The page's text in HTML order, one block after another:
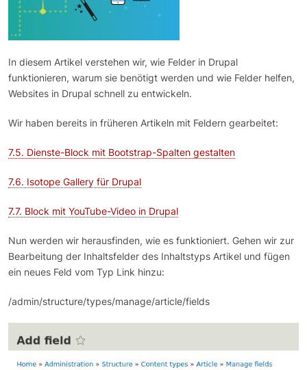
In diesem Artikel verstehen wir, wie Felder in Drupal
funktionieren, warum sie benötigt werden und wie Felder helfen,
Websites in Drupal schnell zu entwickeln.
Wir haben bereits in früheren Artikeln mit Feldern gearbeitet:
7.5. Dienste-Block mit Bootstrap-Spalten gestalten
7.6. Isotope Gallery für Drupal
7.7. Block mit YouTube-Video in Drupal
Nun werden wir herausfinden, wie es funktioniert. Gehen wir zur
Bearbeitung der Inhaltsfelder des Inhaltstyps Artikel und fügen
ein neues Feld vom Typ Link hinzu:
/admin/structure/types/manage/article/fields